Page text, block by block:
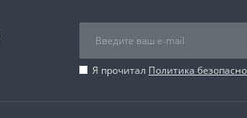
Я прочитал Политика